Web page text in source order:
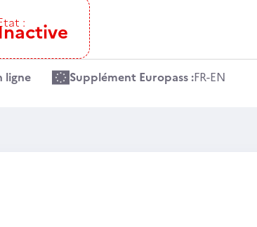
:
ligne Supplément Europass :FR-EN